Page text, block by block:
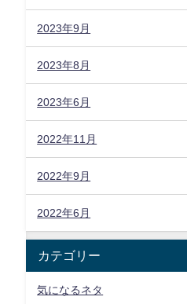
2023年9月
2023年8月
2023年6月
2022年11月
2022年9月
2022年6月
カテゴリー
気になるネタ